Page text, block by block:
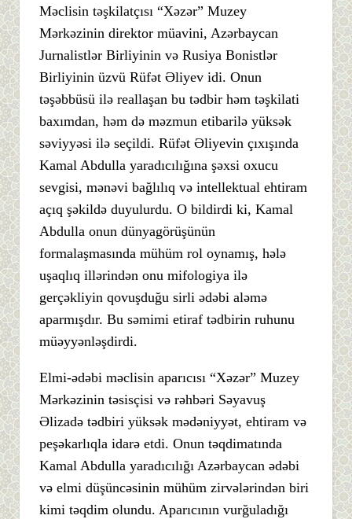
Məclisin təşkilatçısı “Xəzər” Muzey
Mərkəzinin direktor müavini, Azərbaycan
Jurnalistlər Birliyinin və Rusiya Bonistlər
Birliyinin üzvü Rüfət Əliyev idi. Onun
təşəbbüsü ilə reallaşan bu tədbir həm təşkilati
baxımdan, həm də məzmun etibarilə yüksək
səviyyəsi ilə seçildi. Rüfət Əliyevin çıxışında
Kamal Abdulla yaradıcılığına şəxsi oxucu
sevgisi, mənəvi bağlılıq və intellektual ehtiram
açıq şəkildə duyulurdu. O bildirdi ki, Kamal
Abdulla onun dünyagörüşünün
formalaşmasında mühüm rol oynamış, hələ
uşaqlıq illərindən onu mifologiya ilə
gerçəkliyin qovuşduğu sirli ədəbi aləmə
aparmışdır. Bu səmimi etiraf tədbirin ruhunu
müəyyənləşdirdi.
Elmi-ədəbi məclisin aparıcısı “Xəzər” Muzey
Mərkəzinin təsisçisi və rəhbəri Səyavuş
Əlizadə tədbiri yüksək mədəniyyət, ehtiram və
peşəkarlıqla idarə etdi. Onun təqdimatında
Kamal Abdulla yaradıcılığı Azərbaycan ədəbi
və elmi düşüncəsinin mühüm zirvələrindən biri
kimi təqdim olundu. Aparıcının vurğuladığı